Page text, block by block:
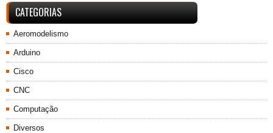
CATEGORIAS
Aeromodelismo
Arduino
Cisco
CNC
Computação
Diversos